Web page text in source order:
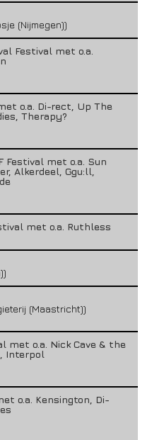
(Nijmegen))
Festival met o.a.
o.a. Di-rect, Up The
Therapy?
Festival met o.a. Sun
Alkerdeel, Ggu:ll,
met o.a. Ruthless
(Maastricht))
met o.a. Nick Cave & the
Interpol
o.a. Kensington, Di-